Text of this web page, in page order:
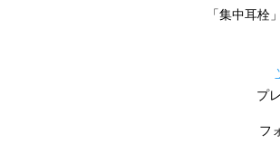
「集中耳栓
プ
フ